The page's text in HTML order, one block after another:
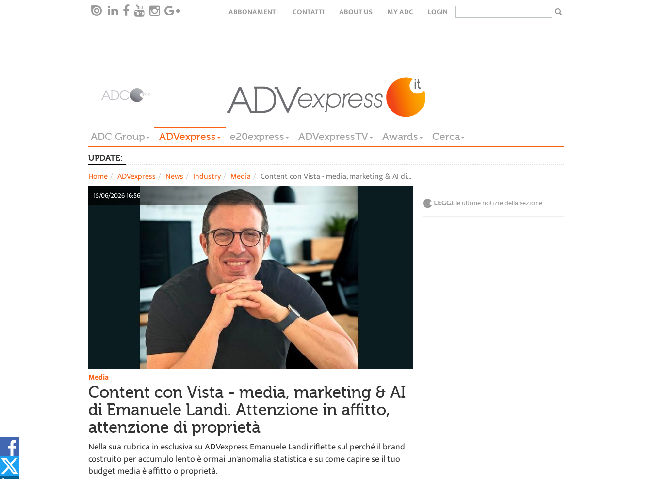
ABBONAMENTI CONTATTI ABOUT US MY ADC LOGIN
ADC Group ADVexpress e20express ADVexpressTV Awards Cerca
UPDATE:
Home ADVexpress News Industry Media Content con Vista - media, marketing & AI di…
15/06/2026 16:56
Media
Content con Vista - media, marketing & AI
di Emanuele Landi. Attenzione in affitto,
attenzione di proprietà
Nella sua rubrica in esclusiva su ADVexpress Emanuele Landi riflette sul perché il brand
costruito per accumulo lento è ormai un'anomalia statistica e su come capire se il tuo
budget media è affitto o proprietà.
LEGGI le ultime notizie della sezione